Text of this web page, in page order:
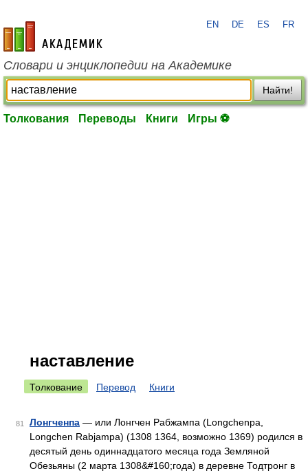
academic.ru
EN DE ES FR
Словари и энциклопедии на Академике
Найти!
Толкования Переводы Книги Игры ⚽
наставление
Толкование Перевод Книги
81 Лонгченпа — или Лонгчен Рабжампа (Longchenpa,
Longchen Rabjampa) (1308 1364, возможно 1369) родился в
десятый день одиннадцатого месяца года Земляной
Обезьяны (2 марта 1308&#160;года) в деревне Тодтронг в